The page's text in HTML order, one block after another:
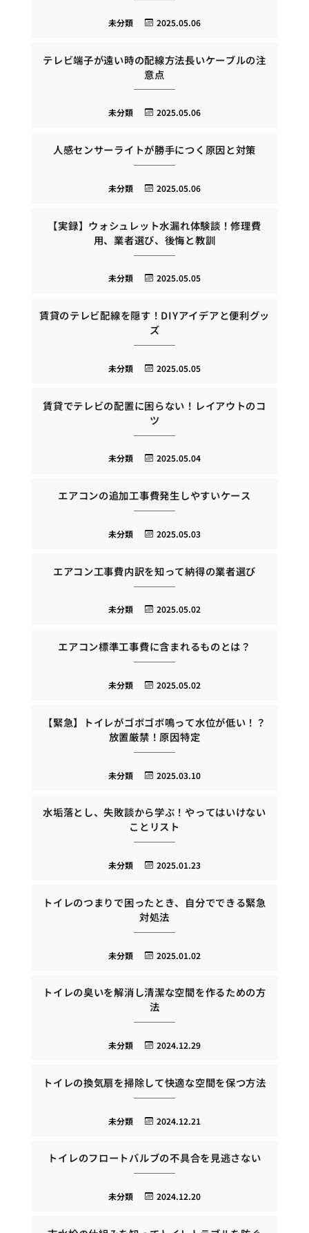
2025.05.06
未分類
テレビ端子が遠い時の配線方法長いケーブルの注
意点
2025.05.06
未分類
人感センサーライトが勝手につく原因と対策
2025.05.06
未分類
【実録】ウォシュレット水漏れ体験談！修理費
用、業者選び、後悔と教訓
2025.05.05
未分類
賃貸のテレビ配線を隠す！DIYアイデアと便利グッ
ズ
2025.05.05
未分類
賃貸でテレビの配置に困らない！レイアウトのコ
ツ
2025.05.04
未分類
エアコンの追加工事費発生しやすいケース
2025.05.03
未分類
エアコン工事費内訳を知って納得の業者選び
2025.05.02
未分類
エアコン標準工事費に含まれるものとは？
2025.05.02
未分類
【緊急】トイレがゴボゴボ鳴って水位が低い！？
放置厳禁！原因特定
2025.03.10
未分類
水垢落とし、失敗談から学ぶ！やってはいけない
ことリスト
2025.01.23
未分類
トイレのつまりで困ったとき、自分でできる緊急
対処法
2025.01.02
未分類
トイレの臭いを解消し清潔な空間を作るための方
法
2024.12.29
未分類
トイレの換気扇を掃除して快適な空間を保つ方法
2024.12.21
未分類
トイレのフロートバルブの不具合を見逃さない
2024.12.20
未分類